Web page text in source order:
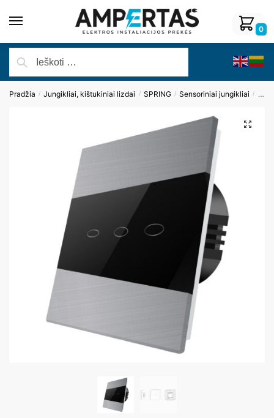
0
Pradžia / Jungikliai, kištukiniai lizdai / SPRING / Sensoriniai jungikliai /